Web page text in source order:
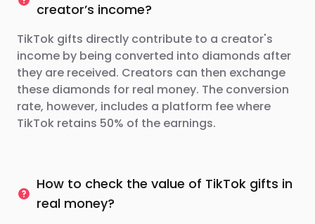
creator’s income?
TikTok gifts directly contribute to a creator's
income by being converted into diamonds after
they are received. Creators can then exchange
these diamonds for real money. The conversion
rate, however, includes a platform fee where
TikTok retains 50% of the earnings.
How to check the value of TikTok gifts in
real money?